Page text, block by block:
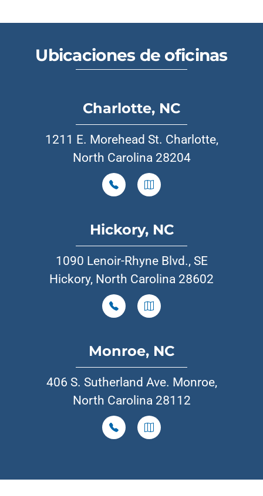
Ubicaciones de oficinas
Charlotte, NC
1211 E. Morehead St. Charlotte,
North Carolina 28204
Hickory, NC
1090 Lenoir-Rhyne Blvd., SE
Hickory, North Carolina 28602
Monroe, NC
406 S. Sutherland Ave. Monroe,
North Carolina 28112